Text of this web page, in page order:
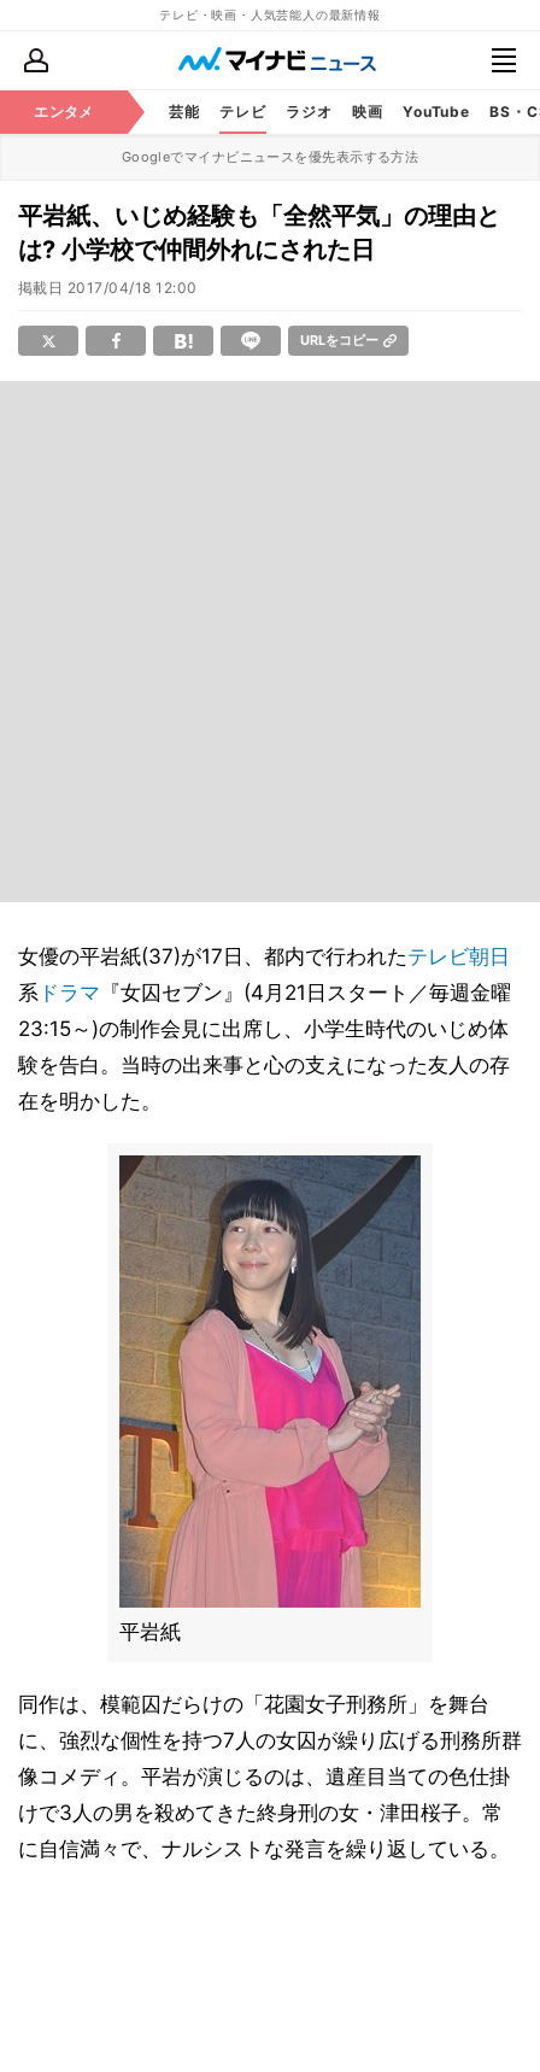
テレビ・映画・人気芸能人の最新情報
エンタメ 芸能 テレビ ラジオ 映画 YouTube BS・
Googleでマイナビニュースを優先表示する方法
平岩紙、いじめ経験も「全然平気」の理由と
は? 小学校で仲間外れにされた日
掲載日 2017/04/18 12:00
URLをコピー
女優の平岩紙(37)が17日、都内で行われたテレビ朝日
系 ドラマ 『女囚セブン』(4月21日スタート／毎週金曜
23:15～)の制作会見に出席し、小学生時代のいじめ体
験を告白。当時の出来事と心の支えになった友人の存
在を明かした。
平岩紙
同作は、模範囚だらけの「花園女子刑務所」を舞台
に、強烈な個性を持つ7人の女囚が繰り広げる刑務所群
像コメディ。平岩が演じるのは、遺産目当ての色仕掛
けで3人の男を殺めてきた終身刑の女・津田桜子。常
に自信満々で、ナルシストな発言を繰り返している。